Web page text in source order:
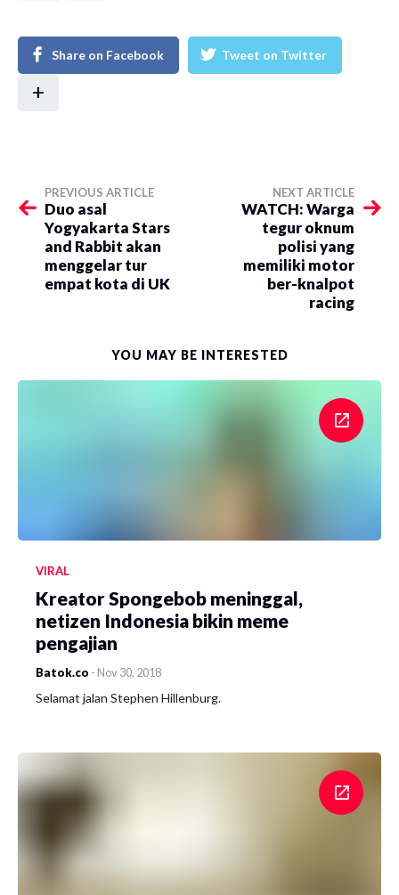
Share on Facebook Tweet on Twitter
+
PREVIOUS ARTICLE
Duo asal
Yogyakarta Stars
and Rabbit akan
menggelar tur
empat kota di UK
NEXT ARTICLE
WATCH: Warga
tegur oknum
polisi yang
memiliki motor
ber-knalpot
racing
YOU MAY BE INTERESTED
VIRAL
Kreator Spongebob meninggal,
netizen Indonesia bikin meme
pengajian
Batok.co - Nov 30, 2018
Selamat jalan Stephen Hillenburg.